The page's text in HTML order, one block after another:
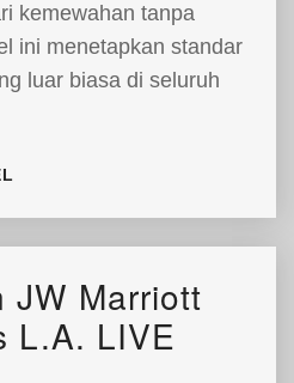
kemewahan tanpa
ini menetapkan standar
luar biasa di seluruh
JW Marriott
L.A. LIVE